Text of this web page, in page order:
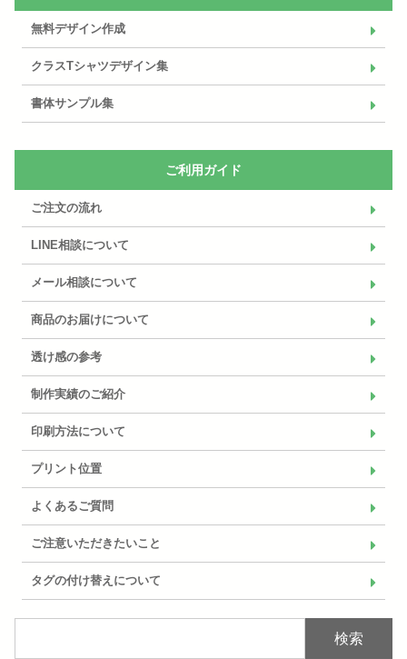
無料デザイン作成
クラスTシャツデザイン集
書体サンプル集
ご利用ガイド
ご注文の流れ
LINE相談について
メール相談について
商品のお届けについて
透け感の参考
制作実績のご紹介
印刷方法について
プリント位置
よくあるご質問
ご注意いただきたいこと
タグの付け替えについて
検索